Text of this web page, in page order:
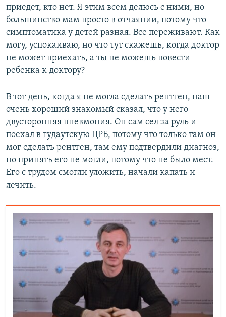
приедет, кто нет. Я этим всем делюсь с ними, но
большинство мам просто в отчаянии, потому что
симптоматика у детей разная. Все переживают. Как
могу, успокаиваю, но что тут скажешь, когда доктор
не может приехать, а ты не можешь повести
ребенка к доктору?
В тот день, когда я не могла сделать рентген, наш
очень хороший знакомый сказал, что у него
двусторонняя пневмония. Он сам сел за руль и
поехал в гудаутскую ЦРБ, потому что только там он
мог сделать рентген, там ему подтвердили диагноз,
но принять его не могли, потому что не было мест.
Его с трудом смогли уложить, начали капать и
лечить.